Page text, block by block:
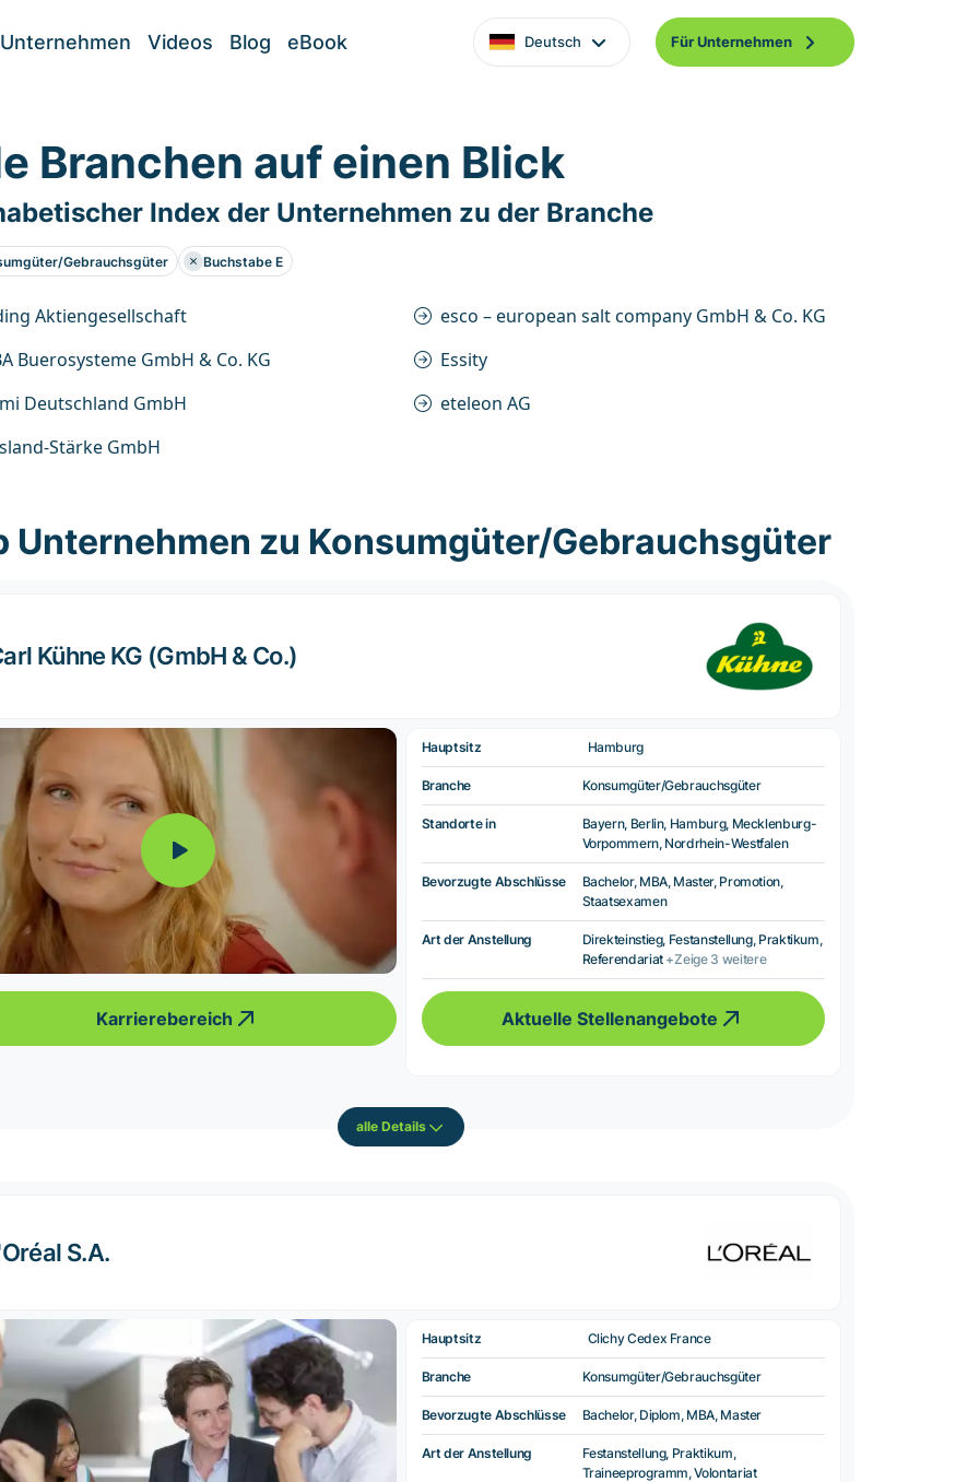
Unternehmen Videos Blog eBook Deutsch Für Unternehmen
Branchen auf einen Blick
Index der Unternehmen zu der Branche
Gebrauchsgüter Buchstabe E
Aktiengesellschaft
Buerosysteme GmbH & Co. KG
Deutschland GmbH
Stärke GmbH
esco – european salt company GmbH & Co. KG
Essity
eteleon AG
Unternehmen zu Konsumgüter/Gebrauchsgüter
Kühne KG (GmbH & Co.)
Karrierebereich
Hauptsitz Hamburg
Branche Konsumgüter/Gebrauchsgüter
Standorte in
Bayern, Berlin, Hamburg, Mecklenburg-
Vorpommern, Nordrhein-Westfalen
Bevorzugte Abschlüsse
Bachelor, MBA, Master, Promotion,
Staatsexamen
Art der Anstellung
Direkteinstieg, Festanstellung, Praktikum,
Referendariat +Zeige 3 weitere
Aktuelle Stellenangebote
alle Details
S.A.
Hauptsitz Clichy Cedex France
Branche Konsumgüter/Gebrauchsgüter
Bevorzugte Abschlüsse Bachelor, Diplom, MBA, Master
Art der Anstellung
Festanstellung, Praktikum,
Traineeprogramm, Volontariat